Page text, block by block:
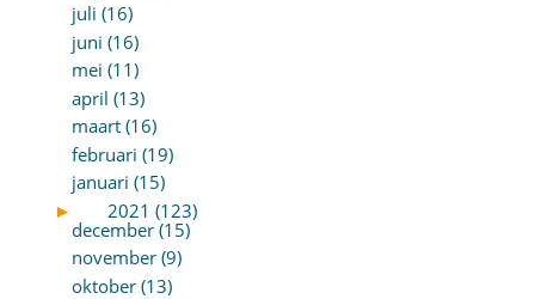
juli (16)
juni (16)
mei (11)
april (13)
maart (16)
februari (19)
januari (15)
►
2021 (123)
december (15)
november (9)
oktober (13)